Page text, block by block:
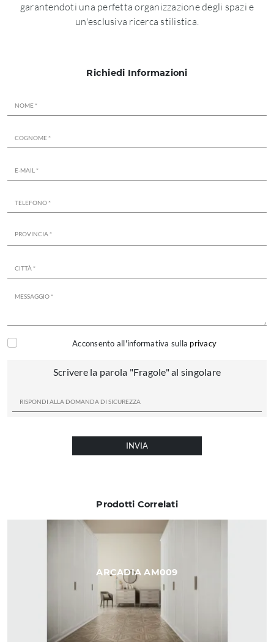
garantendoti una perfetta organizzazione degli spazi e
un'esclusiva ricerca stilistica.
Prodotti Correlati
ARCADIA AM009
Richiedi Informazioni
Acconsento all'informativa sulla privacy
Scrivere la parola "Fragole" al singolare
INVIA